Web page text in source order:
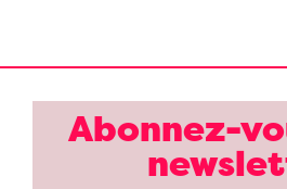
Abonnez-